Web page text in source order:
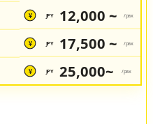
¥ JPY 12,000 ~ /pax
¥ JPY 17,500 ~ /pax
¥ JPY 25,000~ /pax